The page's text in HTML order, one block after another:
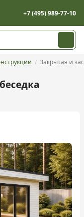
+7 (495) 989-77-10
Закрытая и